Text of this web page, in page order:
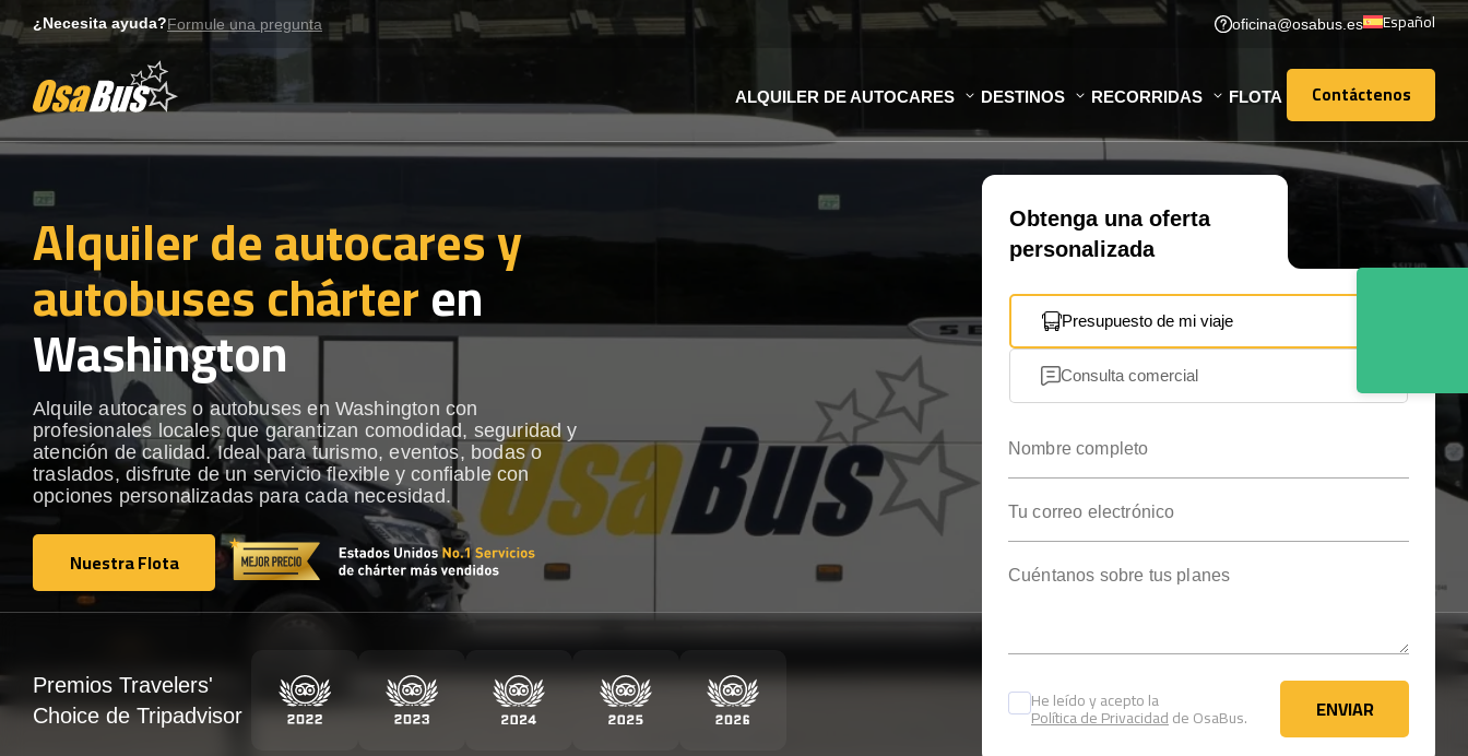
to
¿Necesita ayuda?Formule una pregunta oficina@osabus.es Español
ALQUILER DE AUTOCARES DESTINOS RECORRIDAS FLOTA Contáctenos
Contáctenos
Alquiler de autocares y
autobuses chárteren
Washington
Alquile autocares o autobuses en Washington con
profesionales locales que garantizan comodidad, seguridad y
atención de calidad. Ideal para turismo, eventos, bodas o
traslados, disfrute de un servicio flexible y confiable con
opciones personalizadas para cada necesidad.
Nuestra Flota
Nuestra Flota
Obtenga una oferta
personalizada
Presupuesto de mi viaje
Consulta comercial
He leído y acepto la
Política de Privacidadde OsaBus. ENVIAR
ENVIAR
Premios Travelers'
Choice de Tripadvisor